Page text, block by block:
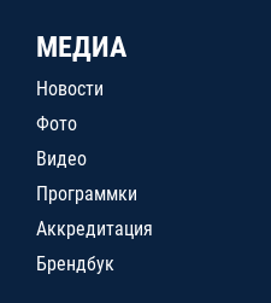
МЕДИА
Новости
Фото
Видео
Программки
Аккредитация
Брендбук